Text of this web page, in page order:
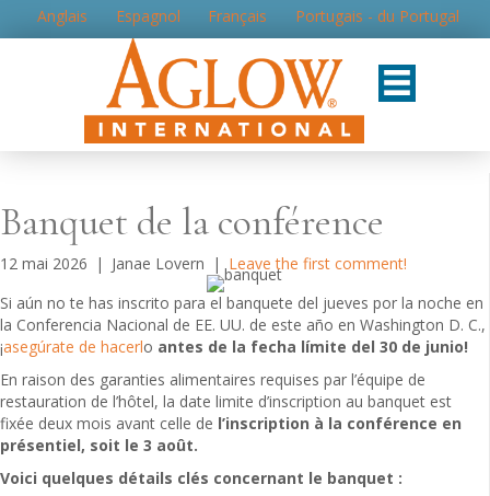
Anglais Espagnol Français Portugais - du Portugal
Banquet de la conférence
12 mai 2026 | Janae Lovern | Leave the first comment!
Si aún no te has inscrito para el banquete del jueves por la noche en
la Conferencia Nacional de EE. UU. de este año en Washington D. C.,
¡asegúrate de hacerlo antes de la fecha límite del 30 de junio!
En raison des garanties alimentaires requises par l’équipe de
restauration de l’hôtel, la date limite d’inscription au banquet est
fixée deux mois avant celle de l’inscription à la conférence en
présentiel, soit le 3 août.
Voici quelques détails clés concernant le banquet :